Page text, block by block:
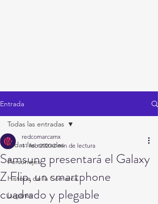
Entrada
Todas las entradas
Personajes
Historia de la Comarca
Lugares
Todas las entradas
Samsung presentará el Galaxy
Z Flip, un smartphone
cuadrado y plegable
redcomarcamx
11 feb 2020 2 min de lectura